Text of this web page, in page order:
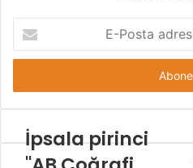
Posta
adresinizi
İpsala pirinci